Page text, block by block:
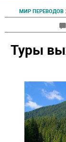
МИР ПЕРЕВОДОВ :
Туры